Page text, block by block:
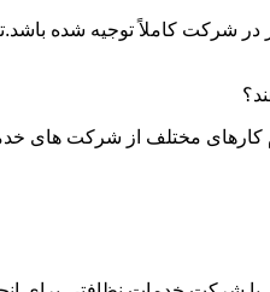
شرکت کاملاً توجیه شده
کارهای مختلف از شرکت های